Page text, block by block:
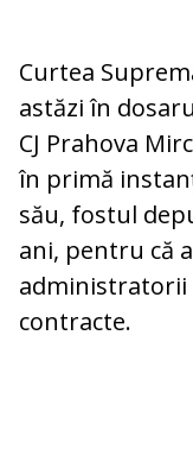
Curtea
astăzi în
CJ Prahova
în primă
său, fostul
ani, pentru că
administratorii
contracte.